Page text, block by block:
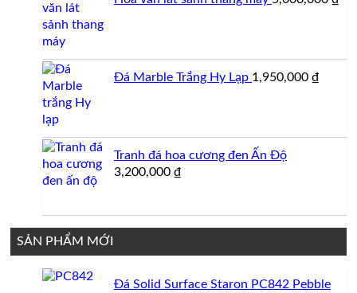
4,500,000 ₫.
Đá Marble Trắng Hy Lạp 1,950,000 ₫
Tranh đá hoa cương đen Ấn Độ
3,200,000 ₫
SẢN PHẨM MỚI
Đá Solid Surface Staron PC842 Pebble